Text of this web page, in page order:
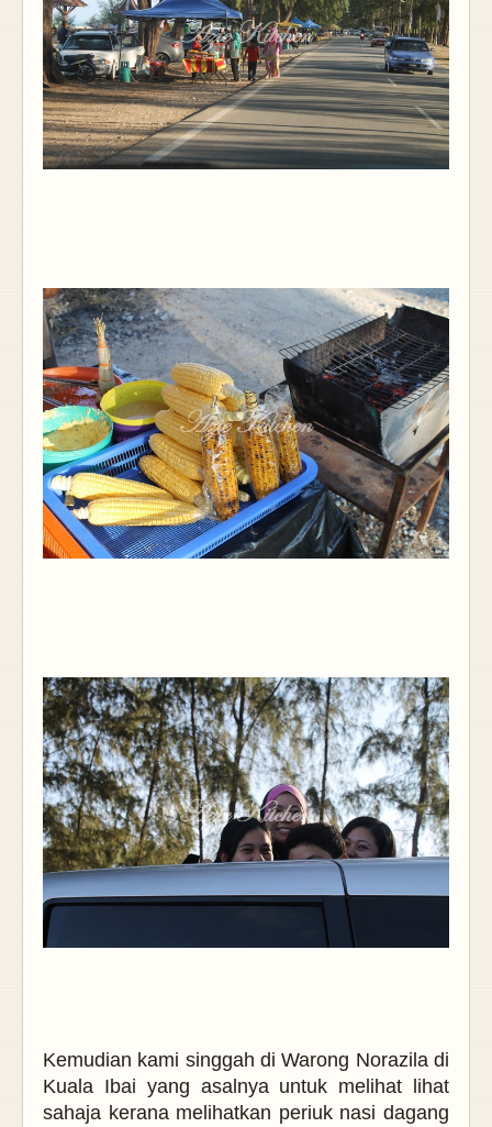
Kemudian kami singgah di Warong Norazila di
Kuala Ibai yang asalnya untuk melihat lihat
sahaja kerana melihatkan periuk nasi dagang